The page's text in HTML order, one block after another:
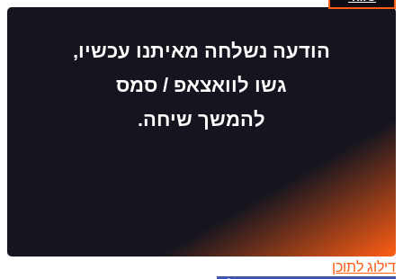
הודעה נשלחה מאיתנו עכשיו,
גשו לוואצאפ / סמס
להמשך שיחה.
דילוג לתוכן